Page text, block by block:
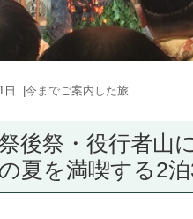
日 今までご案内した旅
後祭・役行者山
夏を満喫する2